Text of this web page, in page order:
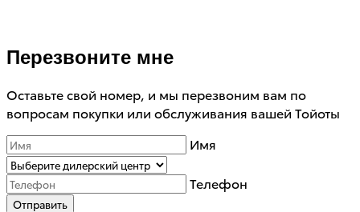
Перезвоните мне
Оставьте свой номер, и мы перезвоним вам по
вопросам покупки или обслуживания вашей Тойоты
Имя
Телефон
Отправить